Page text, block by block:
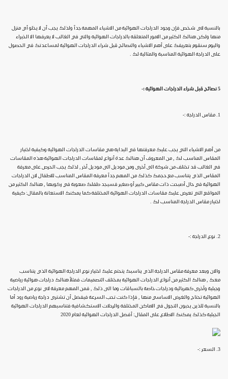
بالنسبة لاي شخص فإن وجود الدراجات الهوائية من الاشياء المهمة جداً ولذلك يجب أن لا يخلو أي منزل
منها ولكن هنالك الكثير من الامور المتعلقة بالدراجات الهوائية والتي في الغالب لا يعرفها الا الخبراء
واليوم سنقوم بتعريفك على أهم الاشياء والنصائح قبل شراء الدراجات الهوائية لمساعدتك في الحصول
على الدراجة الهوائية المناسبة والمثالية لك .
5 نصائح قبل شراء الدراجات الهوائية :-
1. مقاس الدراجة :-
من أهم الاشياء التي يجب عليك معرفتها في البداية هي مقاسات الدراجات الهوائية وكيفية اختيار
المقاس المناسب لك , من المعروف أن هنالك عدة أنواع لمقاسات الدراجات الهوائية هذه المقاسات
في الغالب قد تختلف من شركة الى أخرى ومن موديل الى موديل أخر , لذلك يجب الحرص على معرفة
المقاس الذي يتناسب مع حجمك كذلك من المهم جداً معرفة المقاس المناسب للاطفال لان الدراجات
الهوائية في حال أصبحت ذات مقاس كبير أو صغير فسيجد طفلك صعوبة في ركوبها , هنالك الكثير من
المواقع التي تعرض عليك مقاسات الدراجات الهوائية المختلفة كما يمكنك الاستعانة بالمقال: كيفية
اختيار مقاس الدراجة المناسب لك .
2. نوع الدراجة :-
والان وبعد معرفة مقاس الدراجة الذي يناسبك يتحتم عليك اختيار نوع الدراجة الهوائية الذي يتناسب
معك , هنالك الكثير من أنواع الدراجات الهوائية بمختلف التصميمات فمثلاً هنالك دراجات هوائية رياضية
وجبلية وأخرى كهربائية ودراجات خاصة بالسباقات وما الى ذلك , فمن المهم معرفة لاي نوع من الدراجات
الهوائية تحتاج والغرض الاساسي منها , فإذا كنت تحب السرعة فيفضل أن تشتري دراجة رياضية رود أما
بالنسبة للذين يحبون التجول في الاماكن المختلفة والرحلات الاستكشافية فتناسبهم الدراجات الهوائية
الجبلية كذلك يمكنك الاطلاع على المقال: أفضل الدراجات الهوائية لعام 2020
3. السعر :-